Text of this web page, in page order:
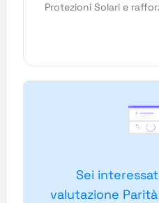
Protezioni Solari e
Sei
valutazione